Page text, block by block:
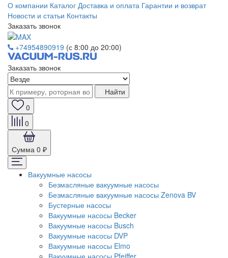
О компании Каталог Доставка и оплата Гарантии и возврат
Новости и статьи Контакты
Заказать звонок
+74954890919 (с 8:00 до 20:00)
Заказать звонок
Найти
0
0
Сумма 0 ₽
Вакуумные насосы
Безмасляные вакуумные насосы
Безмасляные вакуумные насосы Zenova BV
Бустерные насосы
Вакуумные насосы Becker
Вакуумные насосы Busch
Вакуумные насосы DVP
Вакуумные насосы Elmo